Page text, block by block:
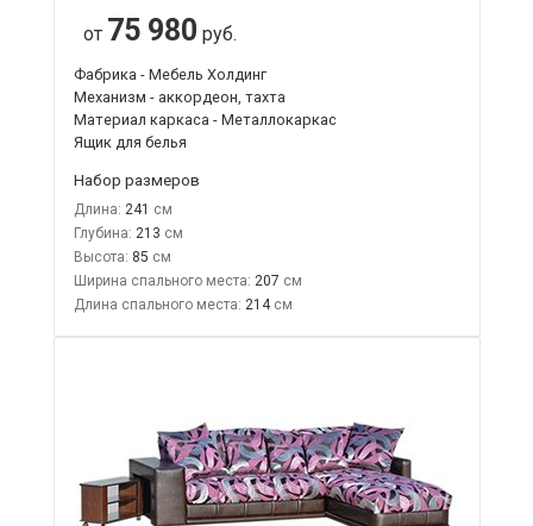
от 75 980 руб.
Фабрика - Мебель Холдинг
Механизм - аккордеон, тахта
Материал каркаса - Металлокаркас
Ящик для белья
Набор размеров
Длина: 241
Глубина: 213
Высота: 85
Ширина спального места: 207
Длина спального места: 214